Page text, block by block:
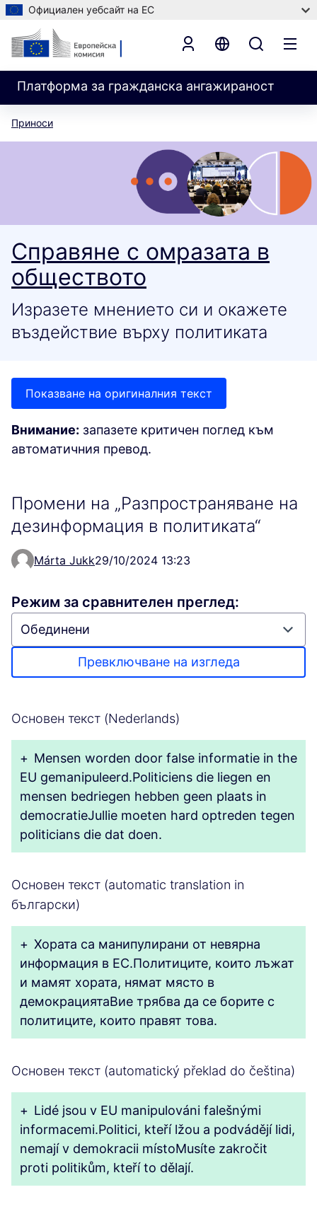
Официален уебсайт на ЕС
Платформа за гражданска ангажираност
Приноси
Справяне с омразата в
обществото
Изразете мнението си и окажете
въздействие върху политиката
Показване на оригиналния текст
Внимание: запазете критичен поглед към
автоматичния превод.
Промени на „Разпространяване на
дезинформация в политиката“
Márta Jukk29/10/2024 13:23
Режим за сравнителен преглед:
Превключване на изгледа
Основен текст (Nederlands)
+ Mensen worden door false informatie in the
EU gemanipuleerd.Politiciens die liegen en
mensen bedriegen hebben geen plaats in
democratieJullie moeten hard optreden tegen
politicians die dat doen.
Основен текст (automatic translation in
български)
+ Хората са манипулирани от невярна
информация в ЕС.Политиците, които лъжат
и мамят хората, нямат място в
демокрациятаВие трябва да се борите с
политиците, които правят това.
Основен текст (automatický překlad do čeština)
+ Lidé jsou v EU manipulováni falešnými
informacemi.Politici, kteří lžou a podvádějí lidi,
nemají v demokracii místoMusíte zakročit
proti politikům, kteří to dělají.